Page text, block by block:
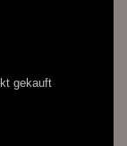
gekauft